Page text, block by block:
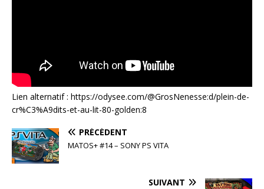
Lien alternatif : https://odysee.com/@GrosNenesse:d/plein-de-
cr%C3%A9dits-et-au-lit-80-golden:8
PRÉCÉDENT
MATOS+ #14 – SONY PS VITA
SUIVANT